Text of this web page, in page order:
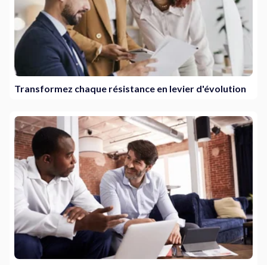
Transformez chaque résistance en levier d'évolution